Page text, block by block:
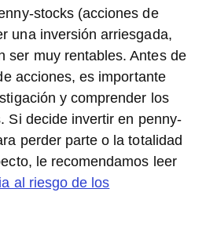
stocks (acciones de
una inversión arriesgada,
ser muy rentables. Antes de
acciones, es importante
y comprender los
Si decide invertir en penny-
perder parte o la totalidad
le recomendamos leer
al riesgo de los